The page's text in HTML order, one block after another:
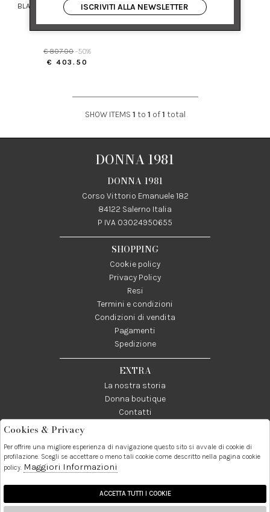
BLAZER MONOPETTO IN PELLE
36 38
€ 807.00 -50%
€ 403.50
SHOW ITEMS 1 to 1 of1 total
DONNA 1981
DONNA 1981
Corso Vittorio Emanuele 182
84122 Salerno Italia
P IVA 03024950655
SHOPPING
Cookie policy
Privacy Policy
Resi
Termini e condizioni
Condizioni di vendita
Pagamenti
Spedizione
EXTRA
La nostra storia
Donna boutique
Contatti
Telefono:
089237858
Whatsapp:
3338855601
Contatti:
info@donna1981.it
ISCRIVITI ALLA NEWSLETTER
Cookies & Privacy
Per offrire una migliore esperienza di navigazione questo sito si avvale di cookie di
profilazione. Scegli se accettare o meno tali cookie come descritto nella pagina cookie
policy. Maggiori Informazioni
ACCETTA TUTTI I COOKIE